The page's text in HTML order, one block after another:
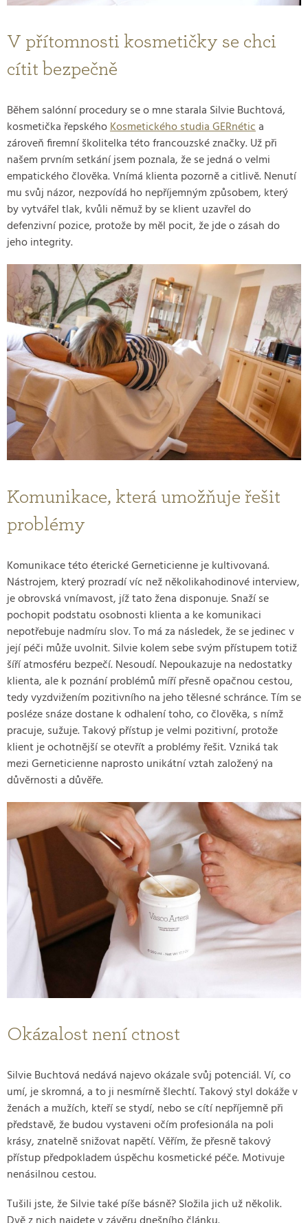
V přítomnosti kosmetičky se chci
cítit bezpečně
Během salónní procedury se o mne starala Silvie Buchtová,
kosmetička řepskéhoKosmetického studia GERnética
zároveň firemní školitelka této francouzské značky. Už při
našem prvním setkání jsem poznala, že se jedná o velmi
empatického člověka. Vnímá klienta pozorně a citlivě. Nenutí
mu svůj názor, nezpovídá ho nepříjemným způsobem, který
by vytvářel tlak, kvůli němuž by se klient uzavřel do
defenzivní pozice, protože by měl pocit, že jde o zásah do
jeho integrity.
Komunikace, která umožňuje řešit
problémy
Komunikace této éterické Gerneticienne je kultivovaná.
Nástrojem, který prozradí víc než několikahodinové interview,
je obrovská vnímavost, jíž tato žena disponuje. Snaží se
pochopit podstatu osobnosti klienta a ke komunikaci
nepotřebuje nadmíru slov. To má za následek, že se jedinec v
její péči může uvolnit. Silvie kolem sebe svým přístupem totiž
šíří atmosféru bezpečí. Nesoudí. Nepoukazuje na nedostatky
klienta, ale k poznání problémů míří přesně opačnou cestou,
tedy vyzdvižením pozitivního na jeho tělesné schránce. Tím se
posléze snáze dostane k odhalení toho, co člověka, s nímž
pracuje, sužuje. Takový přístup je velmi pozitivní, protože
klient je ochotnější se otevřít a problémy řešit. Vzniká tak
mezi Gerneticienne naprosto unikátní vztah založený na
důvěrnosti a důvěře.
Okázalost není ctnost
Silvie Buchtová nedává najevo okázale svůj potenciál. Ví, co
umí, je skromná, a to ji nesmírně šlechtí. Takový styl dokáže v
ženách a mužích, kteří se stydí, nebo se cítí nepříjemně při
představě, že budou vystaveni očím profesionála na poli
krásy, znatelně snižovat napětí. Věřím, že přesně takový
přístup předpokladem úspěchu kosmetické péče. Motivuje
nenásilnou cestou.
Tušili jste, že Silvie také píše básně? Složila jich už několik.